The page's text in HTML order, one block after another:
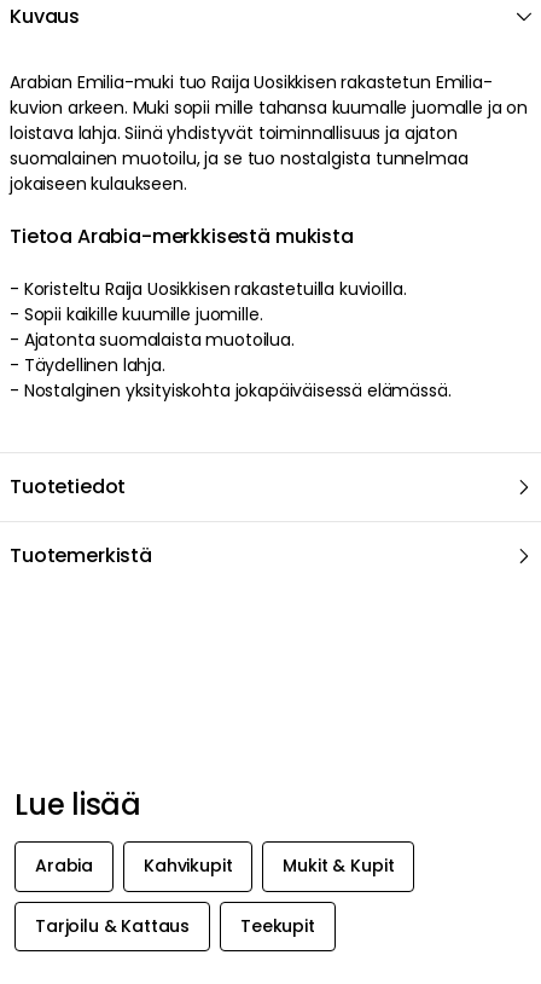
Kuvaus
Arabian Emilia-muki tuo Raija Uosikkisen rakastetun Emilia-
kuvion arkeen. Muki sopii mille tahansa kuumalle juomalle ja on
loistava lahja. Siinä yhdistyvät toiminnallisuus ja ajaton
suomalainen muotoilu, ja se tuo nostalgista tunnelmaa
jokaiseen kulaukseen.
Tietoa Arabia-merkkisestä mukista
- Koristeltu Raija Uosikkisen rakastetuilla kuvioilla.
- Sopii kaikille kuumille juomille.
- Ajatonta suomalaista muotoilua.
- Täydellinen lahja.
- Nostalginen yksityiskohta jokapäiväisessä elämässä.
Tuotetiedot
Tuotemerkistä